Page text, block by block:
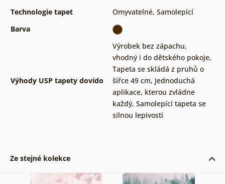
Technologie tapet
Omyvatelné, Samolepící
Barva
Výhody USP tapety dovido
Výrobek bez zápachu,
vhodný i do dětského pokoje,
Tapeta se skládá z pruhů o
šířce 49 cm, Jednoduchá
aplikace, kterou zvládne
každý, Samolepící tapeta se
silnou lepivostí
Ze stejné kolekce